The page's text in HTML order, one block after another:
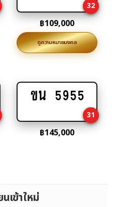
cart
32
฿109,000
ดูความหมายมงคล
Add
cart
ขน 5955
31
฿145,000
นเข้าใหม่